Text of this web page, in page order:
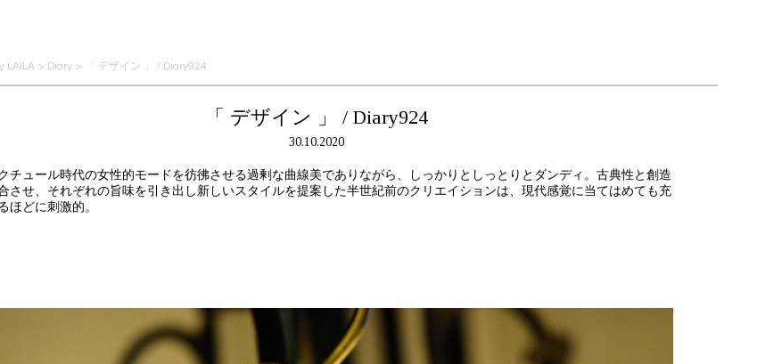
LAILA > Diary > 「 デザイン 」 / Diary924
「 デザイン 」 / Diary924
30.10.2020
チュール時代の女性的モードを彷彿させる過剰な曲線美でありながら、しっかりとしっとりとダンディ。古典性と創造
させ、それぞれの旨味を引き出し新しいスタイルを提案した半世紀前のクリエイションは、現代感覚に当てはめても充
ほどに刺激的。